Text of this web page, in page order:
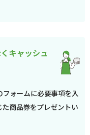
キャッシュ
ォームに必要事項を入
商品券をプレゼントい